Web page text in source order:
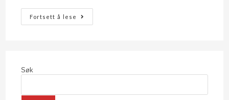
Fortsett å lese
Søk